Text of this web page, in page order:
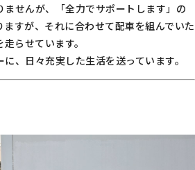
せんが、「全力でサポートします」の
すが、それに合わせて配車を組んでいた
らせています。
、日々充実した生活を送っています。